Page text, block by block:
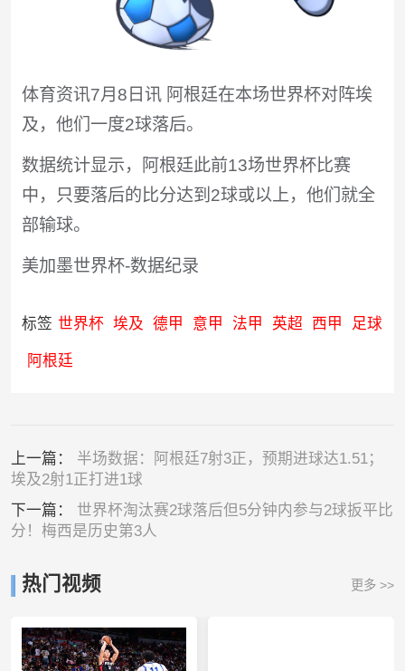
体育资讯7月8日讯 阿根廷在本场世界杯对阵埃
及，他们一度2球落后。
数据统计显示，阿根廷此前13场世界杯比赛
中，只要落后的比分达到2球或以上，他们就全
部输球。
美加墨世界杯-数据纪录
标签 世界杯 埃及 德甲 意甲 法甲 英超 西甲 足球
阿根廷
上一篇： 半场数据：阿根廷7射3正，预期进球达1.51；
埃及2射1正打进1球
下一篇： 世界杯淘汰赛2球落后但5分钟内参与2球扳平比
分！梅西是历史第3人
热门视频 更多 >>